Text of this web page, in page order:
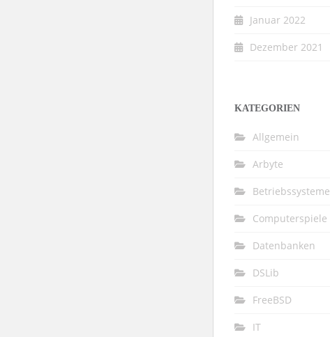
Januar 2022
Dezember 2021
KATEGORIEN
Allgemein
Arbyte
Betriebssysteme
Computerspiele
Datenbanken
DSLib
FreeBSD
IT